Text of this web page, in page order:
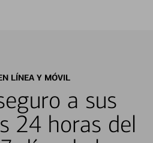
LÍNEA Y MÓVIL
a sus
24 horas del